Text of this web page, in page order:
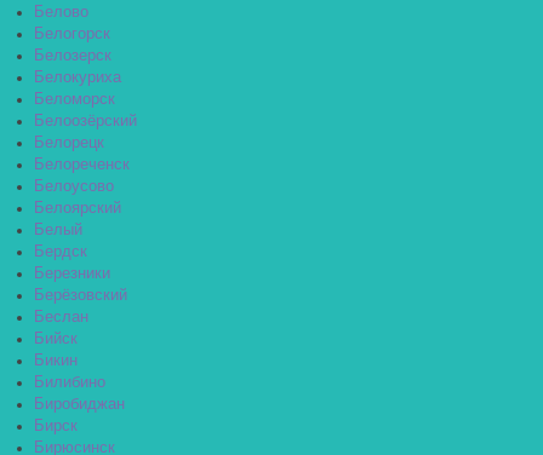
Белово
Белогорск
Белозерск
Белокуриха
Беломорск
Белоозёрский
Белорецк
Белореченск
Белоусово
Белоярский
Белый
Бердск
Березники
Берёзовский
Беслан
Бийск
Бикин
Билибино
Биробиджан
Бирск
Бирюсинск